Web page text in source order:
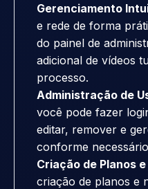
Gerenciamento
e rede de forma
do painel de
adicional de vídeos
processo.
Administração de
você pode fazer
editar, remover e
conforme
Criação de Planos
criação de planos e